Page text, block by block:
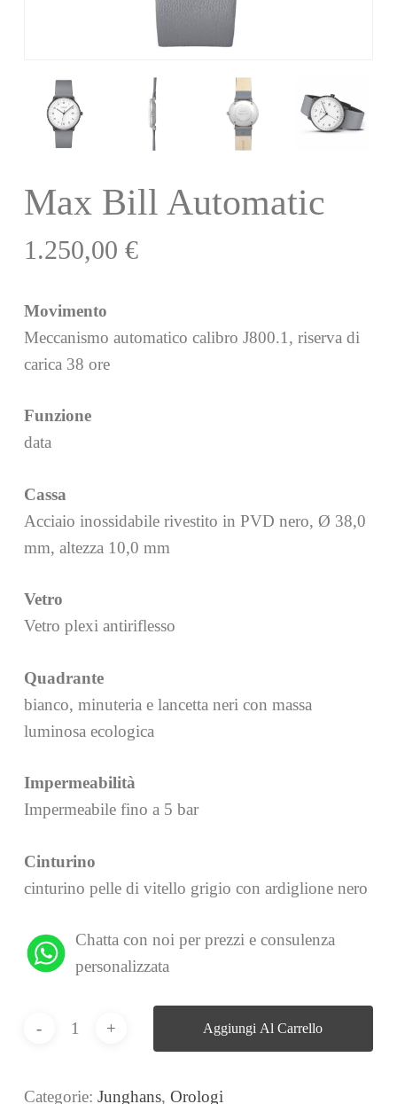
Max Bill Automatic
1.250,00 €
Movimento
Meccanismo automatico calibro J800.1, riserva di
carica 38 ore
Funzione
data
Cassa
Acciaio inossidabile rivestito in PVD nero, Ø 38,0
mm, altezza 10,0 mm
Vetro
Vetro plexi antiriflesso
Quadrante
bianco, minuteria e lancetta neri con massa
luminosa ecologica
Impermeabilità
Impermeabile fino a 5 bar
Cinturino
cinturino pelle di vitello grigio con ardiglione nero
Chatta con noi per prezzi e consulenza
personalizzata
Aggiungi Al Carrello
Categorie: Junghans, Orologi